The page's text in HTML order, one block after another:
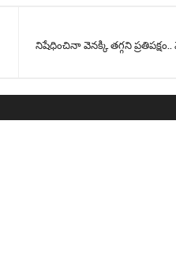
నిషేధించినా వెనక్కి తగ్గని